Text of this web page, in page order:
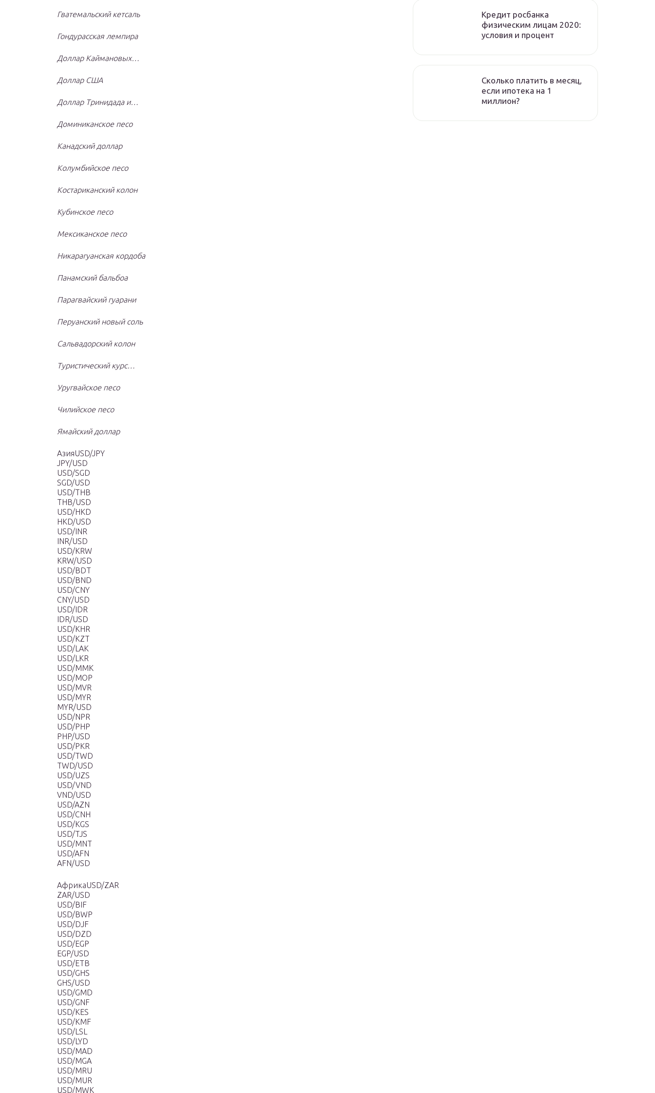
Гватемальский кетсаль
Гондурасская лемпира
Доллар Каймановых…
Доллар США
Доллар Тринидада и…
Доминиканское песо
Канадский доллар
Колумбийское песо
Костариканский колон
Кубинское песо
Мексиканское песо
Никарагуанская кордоба
Панамский бальбоа
Парагвайский гуарани
Перуанский новый соль
Сальвадорский колон
Туристический курс…
Уругвайское песо
Чилийское песо
Ямайский доллар
АзияUSD/JPY
JPY/USD
USD/SGD
SGD/USD
USD/THB
THB/USD
USD/HKD
HKD/USD
USD/INR
INR/USD
USD/KRW
KRW/USD
USD/BDT
USD/BND
USD/CNY
CNY/USD
USD/IDR
IDR/USD
USD/KHR
USD/KZT
USD/LAK
USD/LKR
USD/MMK
USD/MOP
USD/MVR
USD/MYR
MYR/USD
USD/NPR
USD/PHP
PHP/USD
USD/PKR
USD/TWD
TWD/USD
USD/UZS
USD/VND
VND/USD
USD/AZN
USD/CNH
USD/KGS
USD/TJS
USD/MNT
USD/AFN
AFN/USD
АфрикаUSD/ZAR
ZAR/USD
USD/BIF
USD/BWP
USD/DJF
USD/DZD
USD/EGP
EGP/USD
USD/ETB
USD/GHS
GHS/USD
USD/GMD
USD/GNF
USD/KES
USD/KMF
USD/LSL
USD/LYD
USD/MAD
USD/MGA
USD/MRU
USD/MUR
USD/MWK
Кредит росбанка
физическим лицам 2020:
условия и процент
Сколько платить в месяц,
если ипотека на 1
миллион?